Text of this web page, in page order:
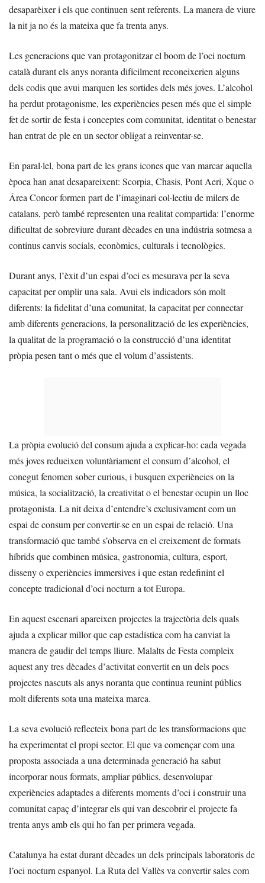
desaparèixer i els que continuen sent referents. La manera de viure
la nit ja no és la mateixa que fa trenta anys.
Les generacions que van protagonitzar el boom de l’oci nocturn
català durant els anys noranta difícilment reconeixerien alguns
dels codis que avui marquen les sortides dels més joves. L’alcohol
ha perdut protagonisme, les experiències pesen més que el simple
fet de sortir de festa i conceptes com comunitat, identitat o benestar
han entrat de ple en un sector obligat a reinventar-se.
En paral·lel, bona part de les grans icones que van marcar aquella
època han anat desapareixent: Scorpia, Chasis, Pont Aeri, Xque o
Área Concor formen part de l’imaginari col·lectiu de milers de
catalans, però també representen una realitat compartida: l’enorme
dificultat de sobreviure durant dècades en una indústria sotmesa a
continus canvis socials, econòmics, culturals i tecnològics.
Durant anys, l’èxit d’un espai d’oci es mesurava per la seva
capacitat per omplir una sala. Avui els indicadors són molt
diferents: la fidelitat d’una comunitat, la capacitat per connectar
amb diferents generacions, la personalització de les experiències,
la qualitat de la programació o la construcció d’una identitat
pròpia pesen tant o més que el volum d’assistents.
La pròpia evolució del consum ajuda a explicar-ho: cada vegada
més joves redueixen voluntàriament el consum d’alcohol, el
conegut fenomen sober curious, i busquen experiències on la
música, la socialització, la creativitat o el benestar ocupin un lloc
protagonista. La nit deixa d’entendre’s exclusivament com un
espai de consum per convertir-se en un espai de relació. Una
transformació que també s’observa en el creixement de formats
híbrids que combinen música, gastronomia, cultura, esport,
disseny o experiències immersives i que estan redefinint el
concepte tradicional d’oci nocturn a tot Europa.
En aquest escenari apareixen projectes la trajectòria dels quals
ajuda a explicar millor que cap estadística com ha canviat la
manera de gaudir del temps lliure. Malalts de Festa compleix
aquest any tres dècades d’activitat convertit en un dels pocs
projectes nascuts als anys noranta que continua reunint públics
molt diferents sota una mateixa marca.
La seva evolució reflecteix bona part de les transformacions que
ha experimentat el propi sector. El que va començar com una
proposta associada a una determinada generació ha sabut
incorporar nous formats, ampliar públics, desenvolupar
experiències adaptades a diferents moments d’oci i construir una
comunitat capaç d’integrar els qui van descobrir el projecte fa
trenta anys amb els qui ho fan per primera vegada.
Catalunya ha estat durant dècades un dels principals laboratoris de
l’oci nocturn espanyol. La Ruta del Vallès va convertir sales com